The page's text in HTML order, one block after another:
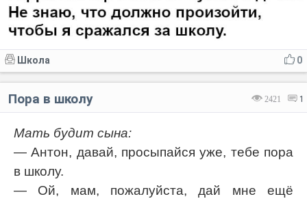
0
Школа
2421 1
Пора в школу
Мать будит сына:
— Антон, давай, просыпайся уже, тебе пора
в школу.
— Ой, мам, пожалуйста, дай мне ещё